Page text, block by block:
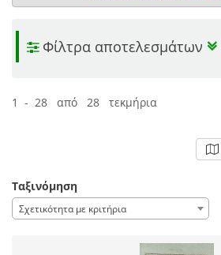
Φίλτρα αποτελεσμάτων
1 - 28 από 28 τεκμήρια
Ταξινόμηση
Σχετικότητα με κριτήρια